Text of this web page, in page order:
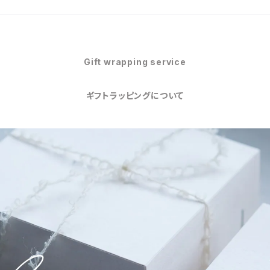
Gift wrapping service
ギフトラッピングについて